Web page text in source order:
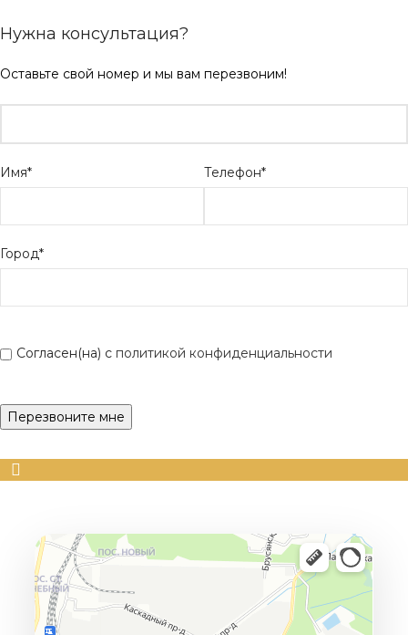
Нужна консультация?
Оставьте свой номер и мы вам перезвоним!
Имя* Телефон*
Город*
Согласен(на) с политикой конфиденциальности